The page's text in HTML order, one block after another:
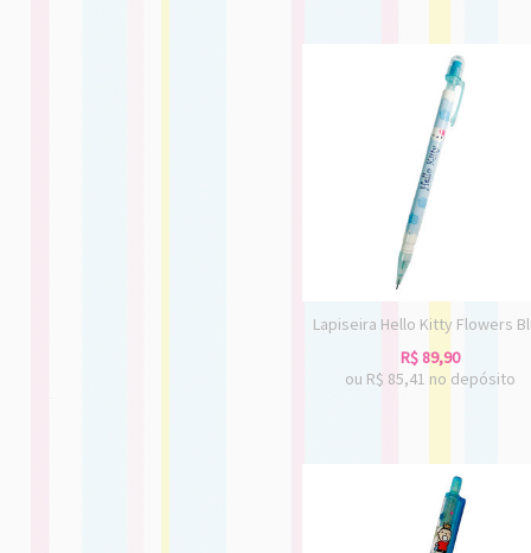
Lapiseira Hello Kitty Flowers
R$ 89,90
ou R$ 85,41 no depósito